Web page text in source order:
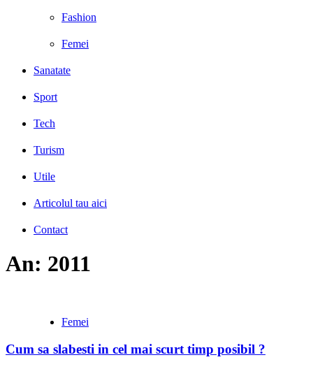
Fashion
Femei
Sanatate
Sport
Tech
Turism
Utile
Articolul tau aici
Contact
An: 2011
Femei
Cum sa slabesti in cel mai scurt timp posibil ?